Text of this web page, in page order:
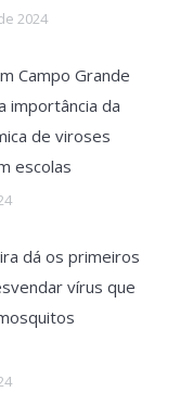
2024
Campo Grande
importância da
de viroses
escolas
dá os primeiros
vírus que